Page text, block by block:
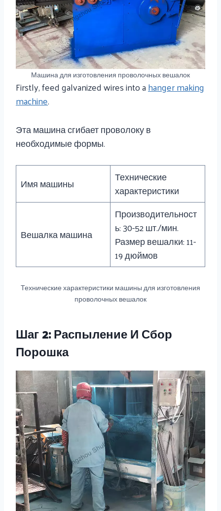
Машина для изготовления проволочных вешалок
Firstly, feed galvanized wires into ahanger making
machine.
Эта машина сгибает проволоку в
необходимые формы.
Имя машины
Технические
характеристики
Вешалка машина
Производительност
ь: 30-52 шт./мин.
Размер вешалки: 11-
19 дюймов
Технические характеристики машины для изготовления
проволочных вешалок
Шаг 2: Распыление И Сбор
Порошка